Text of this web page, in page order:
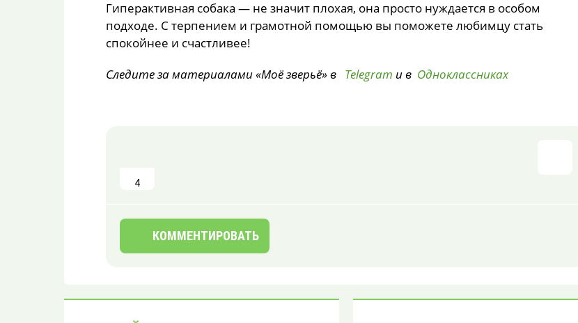
Гиперактивная собака — не значит плохая, она просто нуждается в особом
подходе. С терпением и грамотной помощью вы поможете любимцу стать
спокойнее и счастливее!
Следите за материалами «Моё зверьё» в Telegram и в Одноклассниках
4
КОММЕНТИРОВАТЬ